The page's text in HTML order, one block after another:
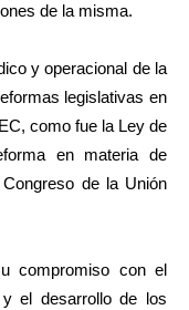
de la misma.
y operacional de la
legislativas en
como fue la Ley de
en materia de
de la Unión
compromiso con el
el desarrollo de los